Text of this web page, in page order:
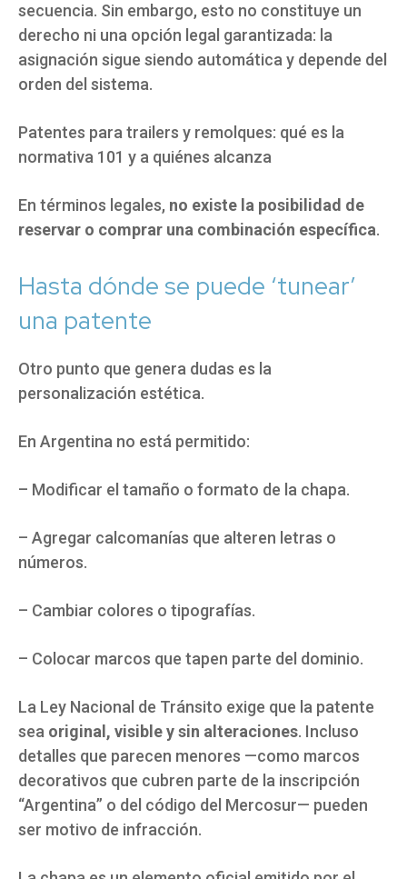
secuencia. Sin embargo, esto no constituye un
derecho ni una opción legal garantizada: la
asignación sigue siendo automática y depende del
orden del sistema.
Patentes para trailers y remolques: qué es la
normativa 101 y a quiénes alcanza
En términos legales, no existe la posibilidad de
reservar o comprar una combinación específica.
Hasta dónde se puede ‘tunear’
una patente
Otro punto que genera dudas es la
personalización estética.
En Argentina no está permitido:
– Modificar el tamaño o formato de la chapa.
– Agregar calcomanías que alteren letras o
números.
– Cambiar colores o tipografías.
– Colocar marcos que tapen parte del dominio.
La Ley Nacional de Tránsito exige que la patente
sea original, visible y sin alteraciones. Incluso
detalles que parecen menores —como marcos
decorativos que cubren parte de la inscripción
“Argentina” o del código del Mercosur— pueden
ser motivo de infracción.